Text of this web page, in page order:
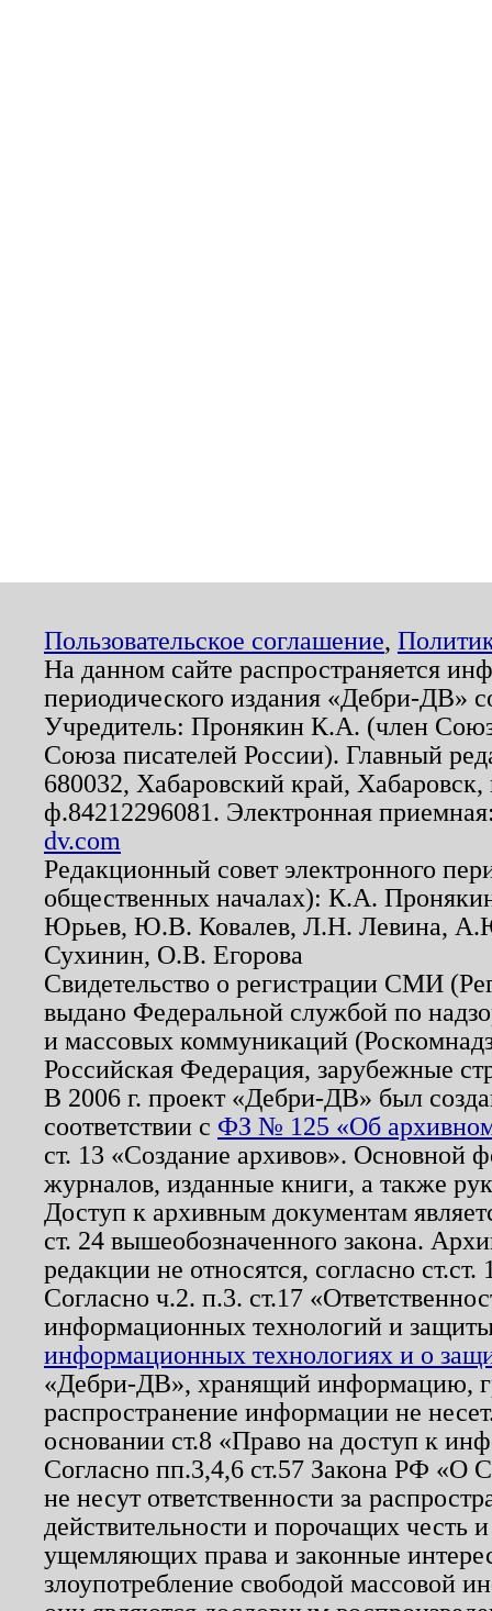
Пользовательское соглашение,
На данном сайте распространяется
периодического издания «Дебри-ДВ»
Учредитель: Пронякин К.А. (член
Союза писателей России). Главный
680032, Хабаровский край,
ф.84212296081. Электронная
dv.com
Редакционный совет электронного
общественных началах): К.А.
Юрьев, Ю.В. Ковалев, Л.Н. Левина,
Сухинин, О.В. Егорова
Свидетельство о регистрации СМИ
выдано Федеральной службой по
и массовых коммуникаций
Российская Федерация, зарубежные
В 2006 г. проект «Дебри-ДВ» был
соответствии с ФЗ № 125 «Об
ст. 13 «Создание архивов». Основной
журналов, изданные книги, а также
Доступ к архивным документам
ст. 24 вышеобозначенного закона.
редакции не относятся, согласно
Согласно ч.2. п.3. ст.17
информационных технологий и
информационных технологиях и о
«Дебри-ДВ», хранящий информацию,
распространение информации не
основании ст.8 «Право на доступ к
Согласно пп.3,4,6 ст.57 Закона РФ «О
не несут ответственности за
действительности и порочащих честь
ущемляющих права и законные
злоупотребление свободой массовой